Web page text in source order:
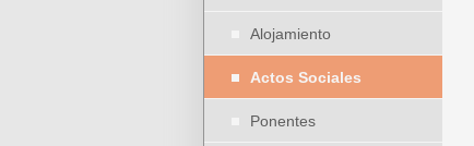
Alojamiento
Actos Sociales
Ponentes